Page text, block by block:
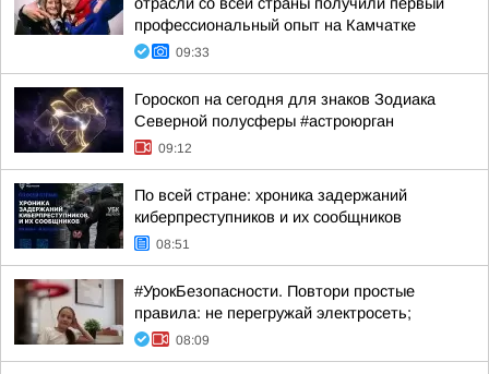
профессиональный опыт на Камчатке
09:33
Гороскоп на сегодня для знаков Зодиака
Северной полусферы #астроюрган
09:12
По всей стране: хроника задержаний
киберпреступников и их сообщников
08:51
#УрокБезопасности. Повтори простые
правила: не перегружай электросеть;
08:09